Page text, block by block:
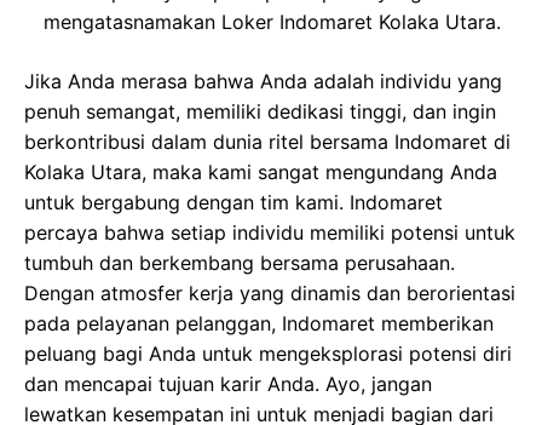
mengatasnamakan Loker Indomaret Kolaka Utara.
Jika Anda merasa bahwa Anda adalah individu yang
penuh semangat, memiliki dedikasi tinggi, dan ingin
berkontribusi dalam dunia ritel bersama Indomaret di
Kolaka Utara, maka kami sangat mengundang Anda
untuk bergabung dengan tim kami. Indomaret
percaya bahwa setiap individu memiliki potensi untuk
tumbuh dan berkembang bersama perusahaan.
Dengan atmosfer kerja yang dinamis dan berorientasi
pada pelayanan pelanggan, Indomaret memberikan
peluang bagi Anda untuk mengeksplorasi potensi diri
dan mencapai tujuan karir Anda. Ayo, jangan
lewatkan kesempatan ini untuk menjadi bagian dari